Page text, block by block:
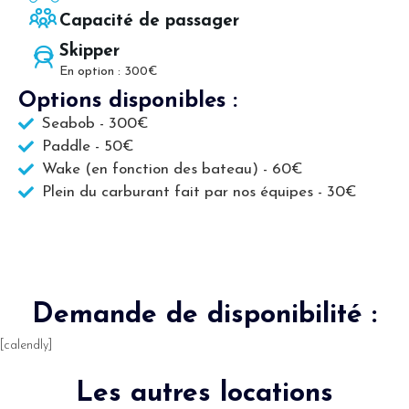
Capacité de passager
Skipper
En option : 300€
Options disponibles :
Seabob - 300€
Paddle - 50€
Wake (en fonction des bateau) - 60€
Plein du carburant fait par nos équipes - 30€
Demande de disponibilité :
[calendly]
Les autres locations